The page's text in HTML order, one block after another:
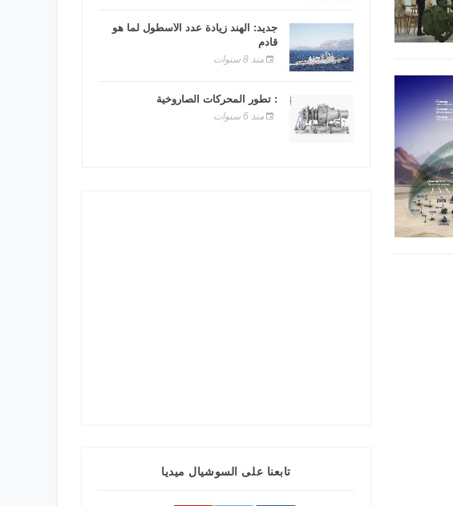
جديد: الهند زيادة عدد الأسطول لما هو
قادم
منذ 8 سنوات
: تطور المحركات الصاروخية
منذ 6 سنوات
تابعنا على السوشيال ميديا